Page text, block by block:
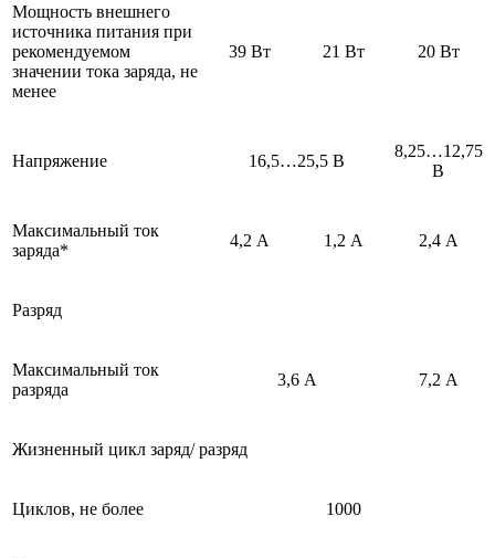
Мощность внешнего
источника питания при
рекомендуемом
значении тока заряда, не
менее
39 Вт 21 Вт 20 Вт
Напряжение 16,5…25,5 В
8,25…12,75
В
Максимальный ток
заряда*
4,2 А 1,2 А 2,4 А
Разряд
Максимальный ток
разряда
3,6 А 7,2 А
Жизненный цикл заряд/ разряд
Циклов, не более 1000